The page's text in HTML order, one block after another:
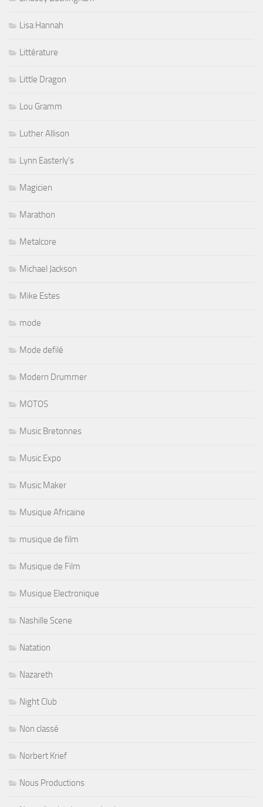
Lisa Hannah
Littérature
Little Dragon
Lou Gramm
Luther Allison
Lynn Easterly's
Magicien
Marathon
Metalcore
Michael Jackson
Mike Estes
mode
Mode defilé
Modern Drummer
MOTOS
Music Bretonnes
Music Expo
Music Maker
Musique Africaine
musique de film
Musique de Film
Musique Electronique
Nashille Scene
Natation
Nazareth
Night Club
Non classé
Norbert Krief
Nous Productions